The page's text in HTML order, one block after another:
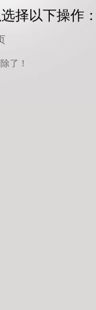
择以下操作
了！